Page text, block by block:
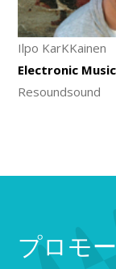
Ilpo KarKKainen
Electronic
Resoundsound
プロモ